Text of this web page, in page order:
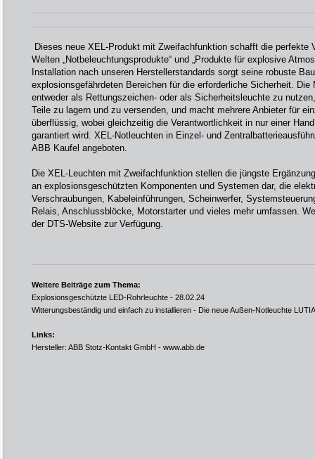
Dieses neue XEL-Produkt mit Zweifachfunktion schafft die perfekte
Welten „Notbeleuchtungsprodukte“ und „Produkte für explosive
Installation nach unseren Herstellerstandards sorgt seine robuste
explosionsgefährdeten Bereichen für die erforderliche Sicherheit.
entweder als Rettungszeichen- oder als Sicherheitsleuchte zu
Teile zu lagern und zu versenden, und macht mehrere Anbieter für
überflüssig, wobei gleichzeitig die Verantwortlichkeit in nur einer
garantiert wird. XEL-Notleuchten in Einzel- und
ABB Kaufel angeboten.
Die XEL-Leuchten mit Zweifachfunktion stellen die jüngste
an explosionsgeschützten Komponenten und Systemen dar, die
Verschraubungen, Kabeleinführungen, Scheinwerfer,
Relais, Anschlussblöcke, Motorstarter und vieles mehr umfassen.
der DTS-Website zur Verfügung.
Weitere Beiträge zum Thema:
Explosionsgeschützte LED-Rohrleuchte - 28.02.24
Witterungsbeständig und einfach zu installieren - Die neue Außen-Notleuchte LUTIA
Links:
Hersteller: ABB Stotz-Kontakt GmbH - www.abb.de